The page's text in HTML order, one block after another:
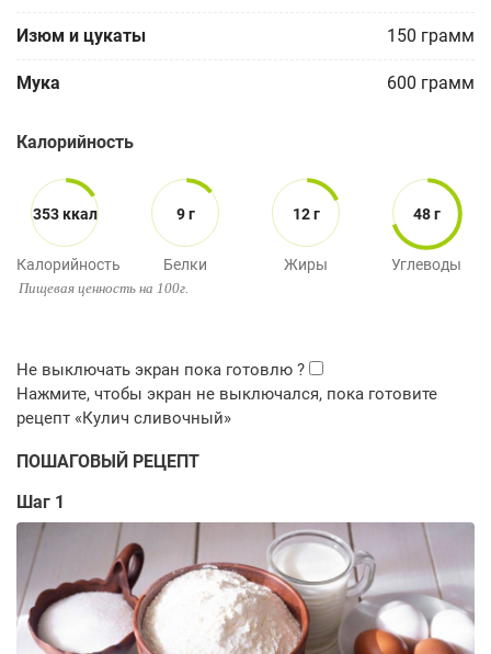
Изюм и цукаты 150 грамм
Мука 600 грамм
Калорийность
353 ккал
Калорийность
9 г
Белки
12 г
Жиры
48 г
Углеводы
Пищевая ценность на 100г.
ПОШАГОВЫЙ РЕЦЕПТ
Шаг 1